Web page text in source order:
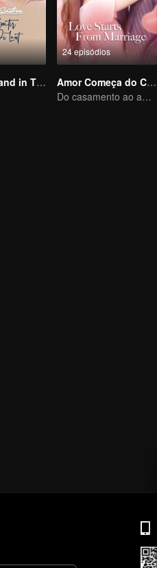
Grains of Sand in The Sea
24 episódios
Amor Começa do Casamento
Do casamento ao amor - CEO e namorada substituta